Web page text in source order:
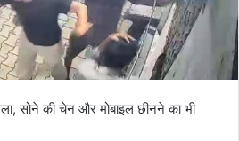
सोने की चेन और मोबाइल छीनने का भी